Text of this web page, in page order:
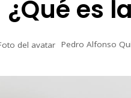
¿Qué es
Pedro Alfonso